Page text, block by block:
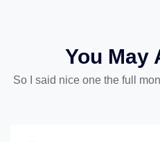
You May
So I said nice one the full